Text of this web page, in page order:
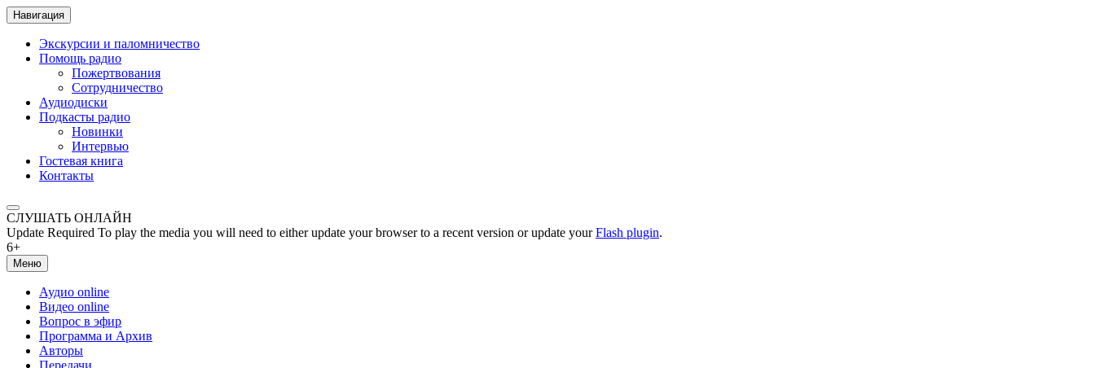
Навигация
Экскурсии и паломничество
Помощь радио
Пожертвования
Сотрудничество
Аудиодиски
Подкасты радио
Новинки
Интервью
Гостевая книга
Контакты
СЛУШАТЬ ОНЛАЙН
Update Required To play the media you will need to either update your browser to a recent version or update yourFlash plugin.
6+
Меню
Аудио online
Видео online
Вопрос в эфир
Программа и Архив
Авторы
Передачи